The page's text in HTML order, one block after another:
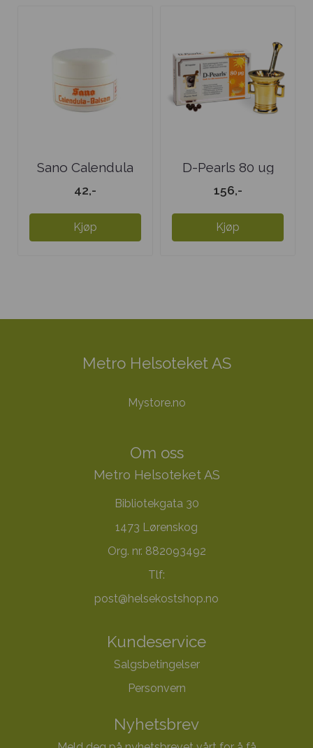
Sano Calendula
Balsam - liten
42,-
Kjøp
D-Pearls 80 ug
156,-
Kjøp
Metro Helsoteket AS
Mystore.no
Om oss
Metro Helsoteket AS
Bibliotekgata 30
1473 Lørenskog
Org. nr. 882093492
Tlf:
post@helsekostshop.no
Kundeservice
Salgsbetingelser
Personvern
Nyhetsbrev